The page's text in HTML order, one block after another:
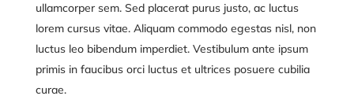
ullamcorper sem. Sed placerat purus justo, ac luctus
lorem cursus vitae. Aliquam commodo egestas nisl, non
luctus leo bibendum imperdiet. Vestibulum ante ipsum
primis in faucibus orci luctus et ultrices posuere cubilia
curae.